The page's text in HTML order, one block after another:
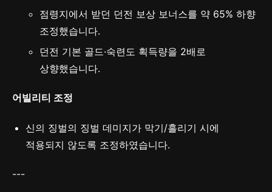
점령지에서 받던 던전 보상 보너스를 약 65% 하향
조정했습니다.
던전 기본 골드·숙련도 획득량을 2배로
상향했습니다.
어빌리티 조정
신의 징벌의 징벌 데미지가 막기/흘리기 시에
적용되지 않도록 조정하였습니다.
---